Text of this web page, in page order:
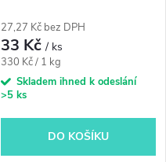
27,27 Kč bez DPH
33 Kč/ ks
Měrná
cena:
330 Kč / 1 kg
Skladem ihned k odeslání
>5 ks
DO KOŠÍKU